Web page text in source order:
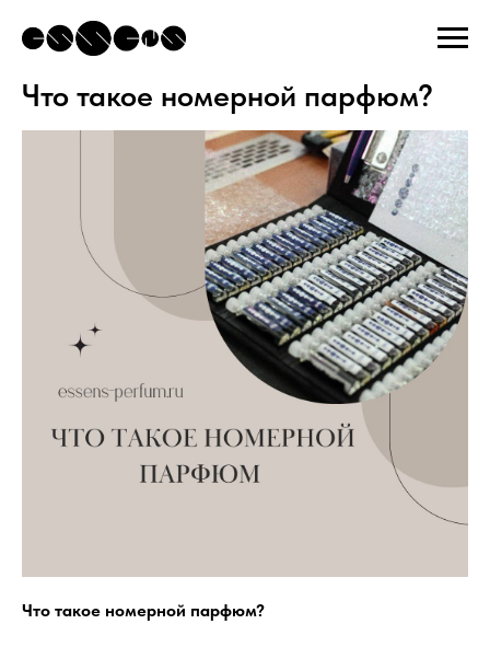
Что такое номерной парфюм?
Что такое номерной парфюм?